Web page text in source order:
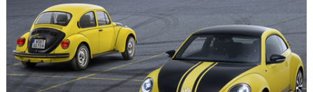
Utilitaires
Flottes
Auto